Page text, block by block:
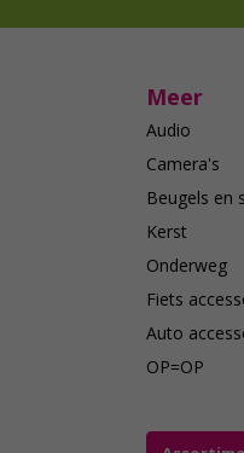
Meer
Audio
Camera's
Beugels en
Kerst
Onderweg
Fiets
Auto
OP=OP